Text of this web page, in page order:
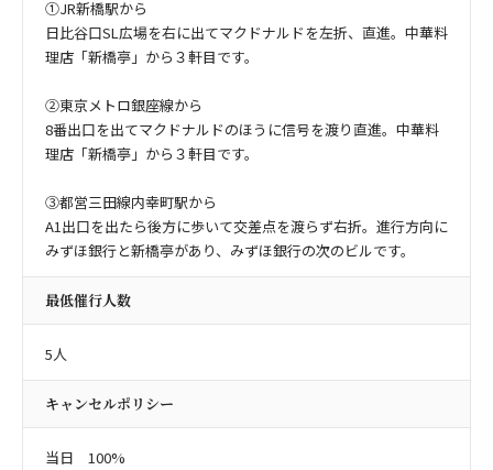
①JR新橋駅から
日比谷口SL広場を右に出てマクドナルドを左折、直進。中華料
理店「新橋亭」から３軒目です。
②東京メトロ銀座線から
8番出口を出てマクドナルドのほうに信号を渡り直進。中華料
理店「新橋亭」から３軒目です。
③都営三田線内幸町駅から
A1出口を出たら後方に歩いて交差点を渡らず右折。進行方向に
みずほ銀行と新橋亭があり、みずほ銀行の次のビルです。
最低催行人数
5人
キャンセルポリシー
当日 100%